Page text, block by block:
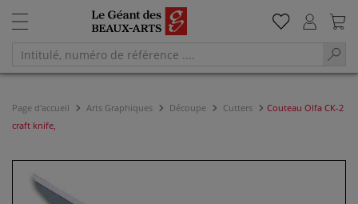
Page d'accueil Arts Graphiques Découpe Cutters
Couteau Olfa CK-2
craft knife,